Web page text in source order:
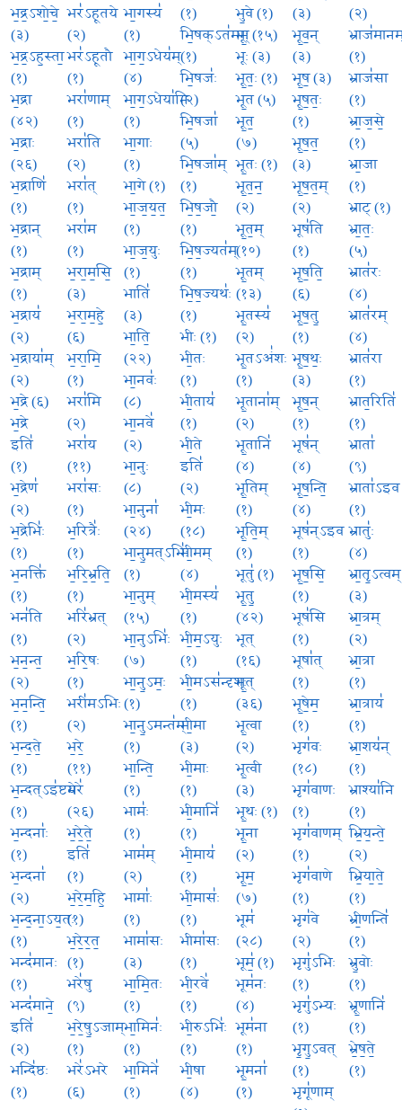
भ॒द्र॒ऽशो॒चे॒
(३)
भ॒द्र॒ऽह॒स्ता॒
(१)
भ॒द्रा
(४२)
भ॒द्राः
(२६)
भ॒द्राणि॑
(१)
भ॒द्रान्
(१)
भ॒द्राम्
(१)
भ॒द्राय॑
(२)
भ॒द्राया॑म्
(२)
भ॒द्रे (६)
भ॒द्रे
इति॑
(१)
भ॒द्रेण॑
(२)
भ॒द्रेभिः॑
(१)
भ॒नक्ति॑
(१)
भन॑ति
(१)
भ॒न॒न्त॒
(२)
भ॒न॒न्ति॒
(१)
भ॒न्द॒ते॒
(१)
भ॒न्दत्ऽइ॑ष्टये
(१)
भ॒न्दनाः॑
(१)
भ॒न्दना॑
(२)
भ॒न्द॒ना॒ऽय॒तः
(१)
भन्द॑मानः
(१)
भन्द॑माने॒
इति॑
(२)
भन्दि॑ष्ठः
(१)
भर॑ऽहूतये
(२)
भर॑ऽहूतौ
(१)
भरा॑णाम्
(१)
भरा॑ति
(२)
भरा॑त्
(१)
भरा॑म
(१)
भ॒रा॒म॒सि॒
(३)
भ॒रा॒म॒हे॒
(६)
भ॒रा॒मि॒
(१)
भरा॑मि
(२)
भरा॑य
(११)
भरा॑सः
(१)
भ॒रित्रैः॑
(१)
भ॒रि॒भ्र॒ति॒
(१)
भरि॑भ्रत्
(२)
भ॒रि॒षः
(१)
भरी॑मऽभिः
(२)
भ॒रे॒
(११)
भरे॑
(२६)
भ॒रे॒ते॒
इति॑
(१)
भ॒रे॒म॒हि॒
(१)
भ॒रे॒र॒त॒
(१)
भरे॑षु
(९)
भ॒रे॒षु॒ऽजाम्
(१)
भरे॑ऽभरे
(६)
भा॒गस्य॑
(१)
भा॒ग॒ऽधेय॑म्
(४)
भा॒ग॒ऽधेया॑नि
(१)
भा॒गाः
(१)
भा॒गे (१)
भा॒ज॒य॒त॒
(१)
भा॒ज॒युः
(१)
भाति॑
(३)
भा॒ति॒
(२२)
भा॒नवः॑
(८)
भा॒नवे॑
(२)
भा॒नुः
(८)
भा॒नुना॑
(२४)
भा॒नु॒मत्ऽभिः॑
(१)
भा॒नुम्
(१५)
भा॒नुऽभिः॑
(७)
भा॒नु॒ऽमः॒
(१)
भा॒नु॒ऽमन्त॑म्
(१)
भा॒न्ति॒
(१)
भामः॑
(१)
भाम॑म्
(२)
भामाः॑
(१)
भामा॑सः
(३)
भा॒मि॒तः
(१)
भा॒मिनः॑
(१)
भा॒मिने॑
(१)
(१)
भि॒षक्ऽत॑मम्
(१)
भि॒षजः॑
(२)
भि॒षजा॑
(५)
भि॒षजा॑म्
(१)
भि॒ष॒जौ॒
(१)
भि॒ष॒ज्यत॑म्
(१)
भि॒ष॒ज्यथः॑
(१)
भीः (१)
भी॒तः
(१)
भी॒ताय॑
(१)
भी॒ते
इति॑
(२)
भी॒मः
(१८)
भी॒मम्
(४)
भी॒मस्य॑
(१)
भी॒म॒ऽयुः
(१)
भी॒मऽस॑न्दृशः
(१)
भी॒मा
(३)
भी॒माः
(१)
भी॒मानि॑
(१)
भी॒माय॑
(१)
भी॒मासः॑
(१)
भीमा॑सः
(१)
भी॒रवे॑
(१)
भी॒रुऽभिः॑
(१)
भी॒षा
(४)
भु॒वे (१)
भूः॒ (१५)
भूः (३)
भू॒तः॒ (१)
भू॒त (५)
भू॒त॒
(७)
भू॒तः (१)
भू॒त॒न॒
(२)
भू॒त॒म्
(१०)
भू॒तम्
(१३)
भू॒तस्य॑
(२)
भू॒तऽअं॑शः
(१)
भू॒ताना॑म्
(२)
भू॒तानि॑
(४)
भू॒तिम्
(१)
भू॒ति॒म्
(१)
भूतु॑ (१)
भू॒तु॒
(४२)
भूत्
(१६)
भू॒त्
(३६)
भू॒त्वा
(२)
भू॒त्वी
(३)
भू॒थः (१)
भू॒ना
(२)
भू॒म॒
(७)
भूम॑
(२८)
भूम॒॑ (१)
भूम॑नः
(४)
भूम॑ना
(१)
भू॒मना॑
(१)
(३)
भू॒व॒न्
(३)
भू॒ष॒ (३)
भू॒ष॒तः॒
(१)
भू॒ष॒त॒
(३)
भू॒ष॒त॒म्
(२)
भूष॑ति
(१)
भू॒ष॒ति॒
(६)
भू॒ष॒तु॒
(१)
भू॒ष॒थः॒
(३)
भू॒ष॒न्
(१)
भूष॑न्
(४)
भू॒ष॒न्ति॒
(४)
भूष॑न्ऽइव
(१)
भू॒ष॒सि॒
(१)
भूष॑सि
(१)
भूषा॑त्
(१)
भू॒षे॒म॒
(१)
भृग॑वः
(१८)
भृग॑वाणः
(१)
भृग॑वाणम्
(१)
भृग॑वाणे
(१)
भृग॑वे
(२)
भृगु॑ऽभिः
(१)
भृगु॑ऽभ्यः
(१)
भृ॒गु॒ऽवत्
(१)
भृगू॑णाम्
(२)
(१)
भ्राज॑सा
(१)
भ्रा॒ज॒से॒
(१)
भ्रा॒जा
(१)
भ्राट् (१)
भ्रा॒तः॒
(५)
भ्रात॑रः
(४)
भ्रात॑रम्
(४)
भ्रात॑रा
(१)
भ्रात॒रिति॑
(१)
भ्राता॑
(९)
भ्राता॑ऽइव
(१)
भ्रातुः॑
(४)
भ्रा॒तृ॒ऽत्वम्
(३)
भ्रा॒त्रम्
(२)
भ्रा॒त्रा
(१)
भ्रा॒त्राय॑
(१)
भ्रा॒शय॑न्
(१)
भ्राश्या॑नि
(१)
भ्रि॒य॒न्ते॒
(२)
भ्रि॒या॒ते॒
(१)
भ्री॒णन्ति॑
(१)
भ्रु॒वोः
(१)
भ्रू॒णानि॑
(१)
भ्रे॒ष॒ते॒
(१)